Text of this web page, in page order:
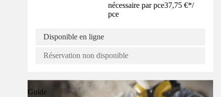
nécessaire par pce37,75 €*/
pce
Disponible en ligne
Réservation non disponible
Guide